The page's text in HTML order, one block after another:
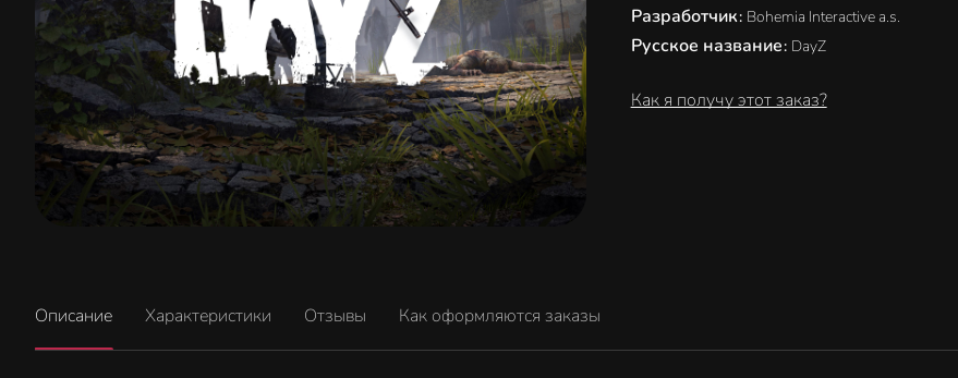
Разработчик: Bohemia Interactive a.s.
Русское название: DayZ
Как я получу этот заказ?
Описание Характеристики Отзывы Как оформляются заказы